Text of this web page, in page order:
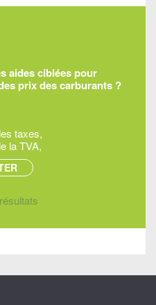
aides ciblées pour
prix des carburants ?
taxes,
la TVA,